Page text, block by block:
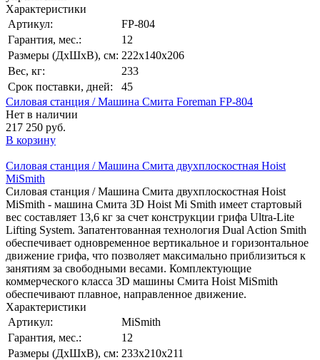
Характеристики
Артикул:
FP-804
Гарантия, мес.:
12
Размеры (ДхШхВ), см: 222х140х206
Вес, кг:
233
Срок поставки, дней:
45
Силовая станция / Машина Смита Foreman FP-804
Нет в наличии
217 250 руб.
В корзину
Силовая станция / Машина Смита двухплоскостная Hoist
MiSmith
Силовая станция / Машина Смита двухплоскостная Hoist
MiSmith - машина Смита 3D Hoist Mi Smith имеет стартовый
вес составляет 13,6 кг за счет конструкции грифа Ultra-Lite
Lifting System. Запатентованная технология Dual Action Smith
обеспечивает одновременное вертикальное и горизонтальное
движение грифа, что позволяет максимально приблизиться к
занятиям за свободными весами. Комплектующие
коммерческого класса 3D машины Смита Hoist MiSmith
обеспечивают плавное, направленное движение.
Характеристики
Артикул:
MiSmith
Гарантия, мес.:
12
Размеры (ДхШхВ), см: 233х210х211